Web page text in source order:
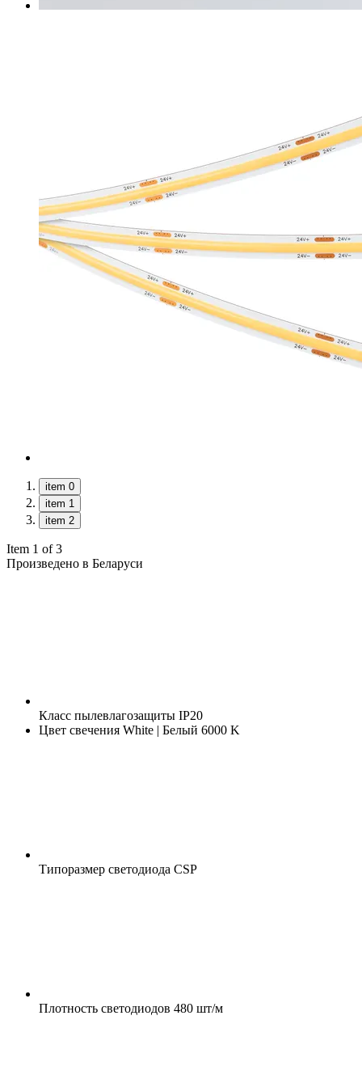
item 0
item 1
item 2
Item 1 of 3
Произведено в Беларуси
Класс пылевлагозащиты IP20
Цвет свечения White | Белый 6000 K
Типоразмер светодиода CSP
Плотность светодиодов 480 шт/м